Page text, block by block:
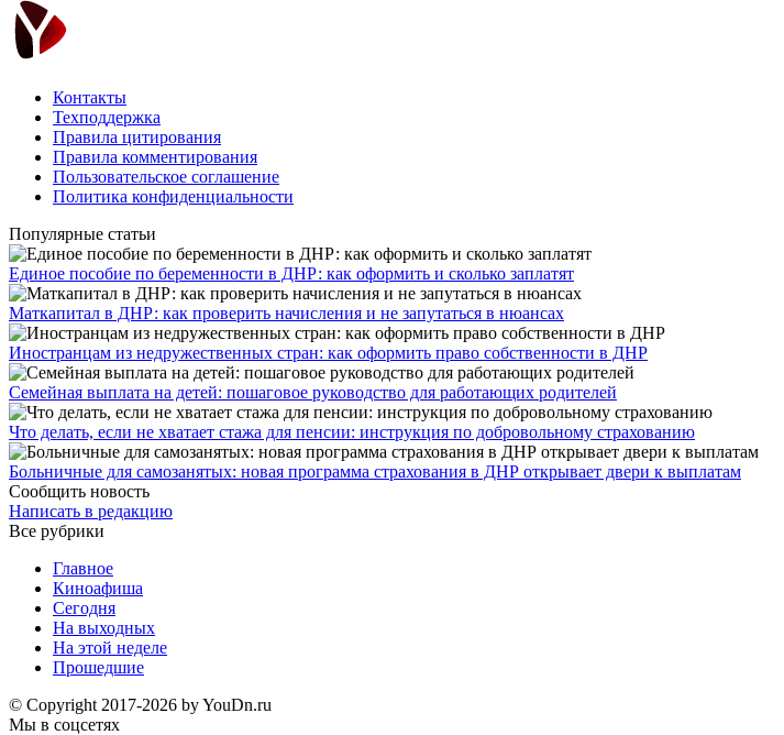
Контакты
Техподдержка
Правила цитирования
Правила комментирования
Пользовательское соглашение
Политика конфиденциальности
Популярные статьи
Единое пособие по беременности в ДНР: как оформить и сколько заплатят
​Маткапитал в ДНР: как проверить начисления и не запутаться в нюансах
Иностранцам из недружественных стран: как оформить право собственности в ДНР
Семейная выплата на детей: пошаговое руководство для работающих родителей
Что делать, если не хватает стажа для пенсии: инструкция по добровольному страхованию
Больничные для самозанятых: новая программа страхования в ДНР открывает двери к выплатам
Сообщить новость
Написать в редакцию
Все рубрики
Главное
Киноафиша
Сегодня
На выходных
На этой неделе
Прошедшие
© Copyright 2017-2026 by YouDn.ru
Мы в соцсетях